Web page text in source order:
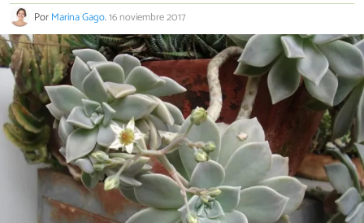
PorMarina Gago.16 noviembre 2017